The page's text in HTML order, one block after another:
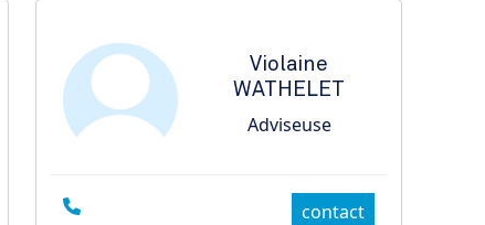
Violaine
WATHELET
Adviseuse
contact